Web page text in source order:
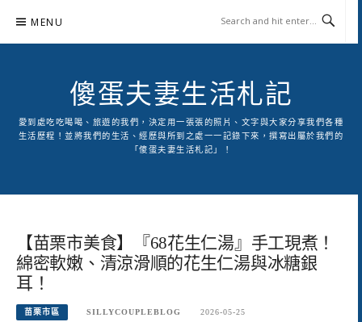
content
MENU
傻蛋夫妻生活札記
愛到處吃吃喝喝、旅遊的我們，決定用一張張的照片、文字與大家分享我們各種
生活歷程！並將我們的生活、經歷與所到之處一一記錄下來，撰寫出屬於我們的
「傻蛋夫妻生活札記」！
【苗栗市美食】『68花生仁湯』手工現煮！
綿密軟嫩、清涼滑順的花生仁湯與冰糖銀
耳！
苗栗市區 SILLYCOUPLEBLOG 2026-05-25